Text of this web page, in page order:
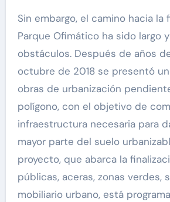
Sin embargo, el camino hacia la
Parque Ofimático ha sido largo
obstáculos. Después de años
octubre de 2018 se presentó
obras de urbanización
polígono, con el objetivo de
infraestructura necesaria para
mayor parte del suelo
proyecto, que abarca la
públicas, aceras, zonas verdes,
mobiliario urbano, está